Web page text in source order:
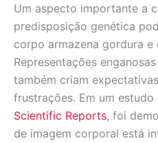
Um aspecto importante a
predisposição genética
corpo armazena gordura e
Representações
também criam
frustrações. Em um estudo
Scientific Reports, foi
de imagem corporal está